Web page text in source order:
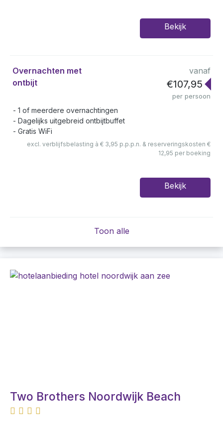
Bekijk
Overnachten met
ontbijt
vanaf
€107,95
per persoon
1 of meerdere overnachtingen
Dagelijks uitgebreid ontbijtbuffet
Gratis WiFi
excl. verblijfsbelasting à € 3,95 p.p.p.n. & reserveringskosten €
12,95 per boeking
Bekijk
Toon alle
Two Brothers Noordwijk Beach